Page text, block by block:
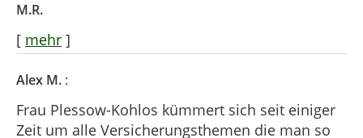
M.R.
[ mehr ]
Alex M. :
Frau Plessow-Kohlos kümmert sich seit einiger
Zeit um alle Versicherungsthemen die man so